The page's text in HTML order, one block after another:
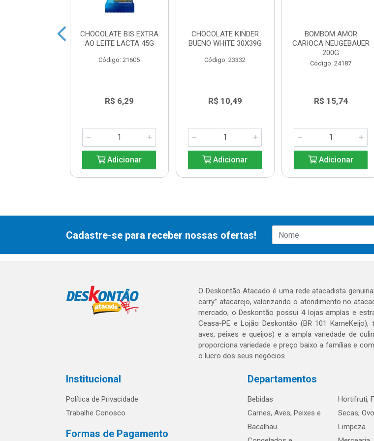
CHOCOLATE BIS EXTRA
AO LEITE LACTA 45G
Código: 21605
R$ 6,29
Adicionar
CHOCOLATE KINDER
BUENO WHITE 30X39G
Código: 23332
R$ 10,49
Adicionar
BOMBOM AMOR
CARIOCA NEUGEBAUER
200G
Código: 24187
R$ 15,74
Adicionar
Cadastre-se para receber nossas ofertas!
O Deskontão Atacado é uma rede atacadista
carry” atacarejo, valorizando o atendimento no
mercado, o Deskontão possui 4 lojas amplas e
Ceasa-PE e Lojão Deskontão (BR 101
aves, peixes e queijos) e a ampla variedade de
proporciona variedade e preço baixo a famílias e
o lucro dos seus negócios.
Institucional
Política de Privacidade
Trabalhe Conosco
Formas de Pagamento
Departamentos
Bebidas
Carnes, Aves, Peixes e
Bacalhau
Hortifruti,
Secas,
Limpeza